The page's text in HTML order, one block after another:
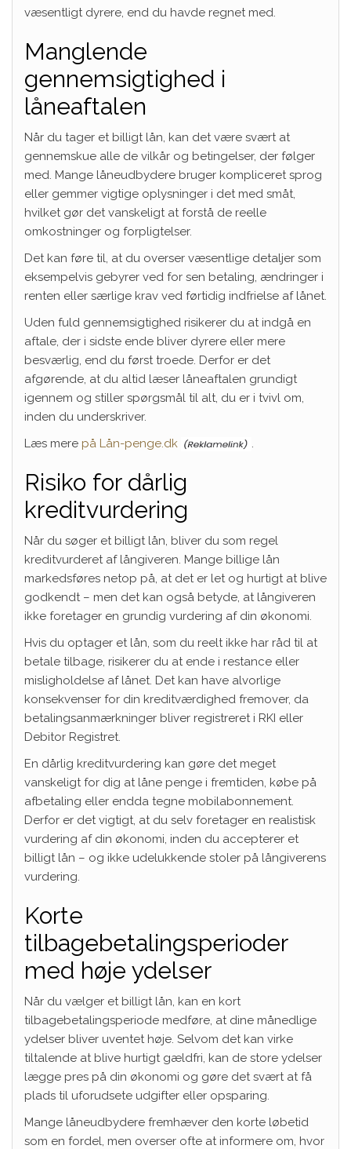
væsentligt dyrere, end du havde regnet med.
Manglende
gennemsigtighed i
låneaftalen
Når du tager et billigt lån, kan det være svært at
gennemskue alle de vilkår og betingelser, der følger
med. Mange låneudbydere bruger kompliceret sprog
eller gemmer vigtige oplysninger i det med småt,
hvilket gør det vanskeligt at forstå de reelle
omkostninger og forpligtelser.
Det kan føre til, at du overser væsentlige detaljer som
eksempelvis gebyrer ved for sen betaling, ændringer i
renten eller særlige krav ved førtidig indfrielse af lånet.
Uden fuld gennemsigtighed risikerer du at indgå en
aftale, der i sidste ende bliver dyrere eller mere
besværlig, end du først troede. Derfor er det
afgørende, at du altid læser låneaftalen grundigt
igennem og stiller spørgsmål til alt, du er i tvivl om,
inden du underskriver.
Læs mere på Lån-penge.dk
Risiko for dårlig
kreditvurdering
Når du søger et billigt lån, bliver du som regel
kreditvurderet af långiveren. Mange billige lån
markedsføres netop på, at det er let og hurtigt at blive
godkendt – men det kan også betyde, at långiveren
ikke foretager en grundig vurdering af din økonomi.
Hvis du optager et lån, som du reelt ikke har råd til at
betale tilbage, risikerer du at ende i restance eller
misligholdelse af lånet. Det kan have alvorlige
konsekvenser for din kreditværdighed fremover, da
betalingsanmærkninger bliver registreret i RKI eller
Debitor Registret.
En dårlig kreditvurdering kan gøre det meget
vanskeligt for dig at låne penge i fremtiden, købe på
afbetaling eller endda tegne mobilabonnement.
Derfor er det vigtigt, at du selv foretager en realistisk
vurdering af din økonomi, inden du accepterer et
billigt lån – og ikke udelukkende stoler på långiverens
vurdering.
Korte
tilbagebetalingsperioder
med høje ydelser
Når du vælger et billigt lån, kan en kort
tilbagebetalingsperiode medføre, at dine månedlige
ydelser bliver uventet høje. Selvom det kan virke
tiltalende at blive hurtigt gældfri, kan de store ydelser
lægge pres på din økonomi og gøre det svært at få
plads til uforudsete udgifter eller opsparing.
Mange låneudbydere fremhæver den korte løbetid
som en fordel, men overser ofte at informere om, hvor